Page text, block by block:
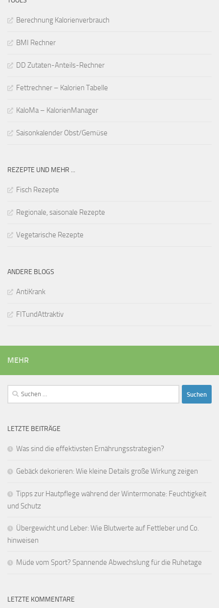
Berechnung Kalorienverbrauch
BMI Rechner
DD Zutaten-Anteils-Rechner
Fettrechner – Kalorien Tabelle
KaloMa – KalorienManager
Saisonkalender Obst/Gemüse
REZEPTE UND MEHR ...
Fisch Rezepte
Regionale, saisonale Rezepte
Vegetarische Rezepte
ANDERE BLOGS
AntiKrank
FITundAttraktiv
MEHR
Suchen
nach:
LETZTE BEITRÄGE
Was sind die effektivsten Ernährungsstrategien?
Gebäck dekorieren: Wie kleine Details große Wirkung zeigen
Tipps zur Hautpflege während der Wintermonate: Feuchtigkeit
und Schutz
Übergewicht und Leber: Wie Blutwerte auf Fettleber und Co.
hinweisen
Müde vom Sport? Spannende Abwechslung für die Ruhetage
LETZTE KOMMENTARE